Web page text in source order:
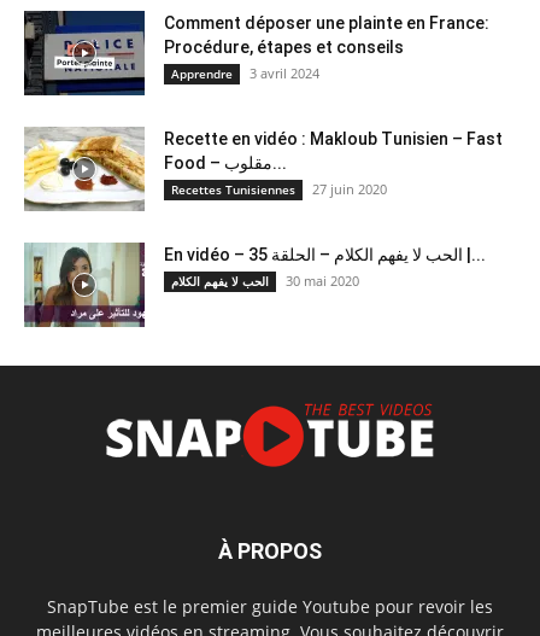
Comment déposer une plainte en France:
Procédure, étapes et conseils
Apprendre 3 avril 2024
Recette en vidéo : Makloub Tunisien – Fast
Food – مقلوب...
Recettes Tunisiennes 27 juin 2020
En vidéo – الحب لا يفهم الكلام – الحلقة 35 |...
الحب لا يفهم الكلام 30 mai 2020
À PROPOS
SnapTube est le premier guide Youtube pour revoir les